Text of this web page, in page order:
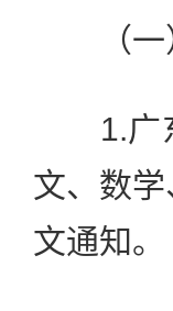
（一
1.广东
文、数
文通知。